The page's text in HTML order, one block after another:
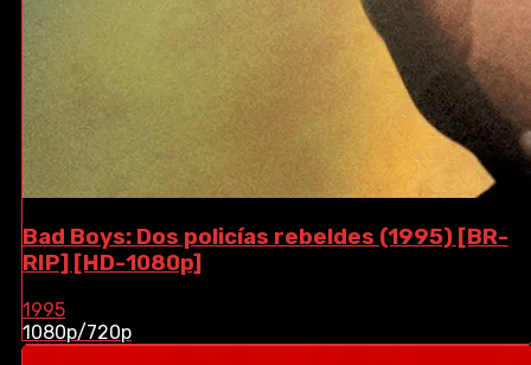
Bad Boys: Dos policías rebeldes (1995) [BR-
RIP] [HD-1080p]
1995
1080p/720p